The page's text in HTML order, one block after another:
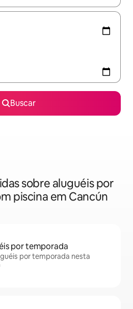
Buscar
sobre aluguéis por
piscina em Cancún
por temporada
por temporada nesta